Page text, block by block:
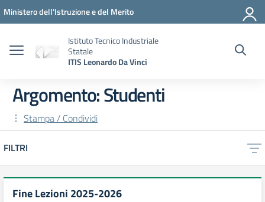
Vai ai contenuti
Vai al menu di navigazione
Vai al footer
Ministero dell'Istruzione e del Merito
Istituto Tecnico Industriale
Statale
ITIS Leonardo Da Vinci
Argomento: Studenti
Stampa / Condividi
FILTRI
Fine Lezioni 2025-2026